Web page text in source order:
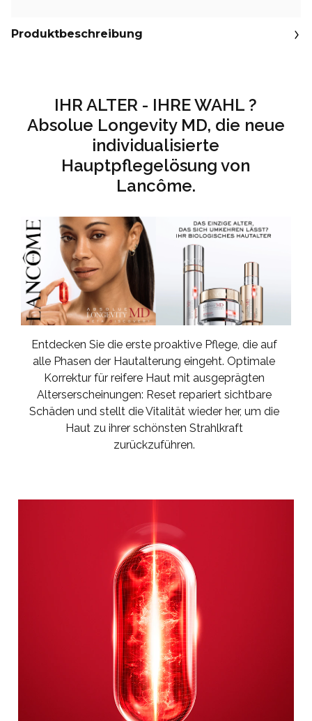
Produktbeschreibung
IHR ALTER - IHRE WAHL ?
Absolue Longevity MD, die neue
individualisierte
Hauptpflegelösung von
Lancôme.
Entdecken Sie die erste proaktive Pflege, die auf
alle Phasen der Hautalterung eingeht. Optimale
Korrektur für reifere Haut mit ausgeprägten
Alterserscheinungen: Reset repariert sichtbare
Schäden und stellt die Vitalität wieder her, um die
Haut zu ihrer schönsten Strahlkraft
zurückzuführen.